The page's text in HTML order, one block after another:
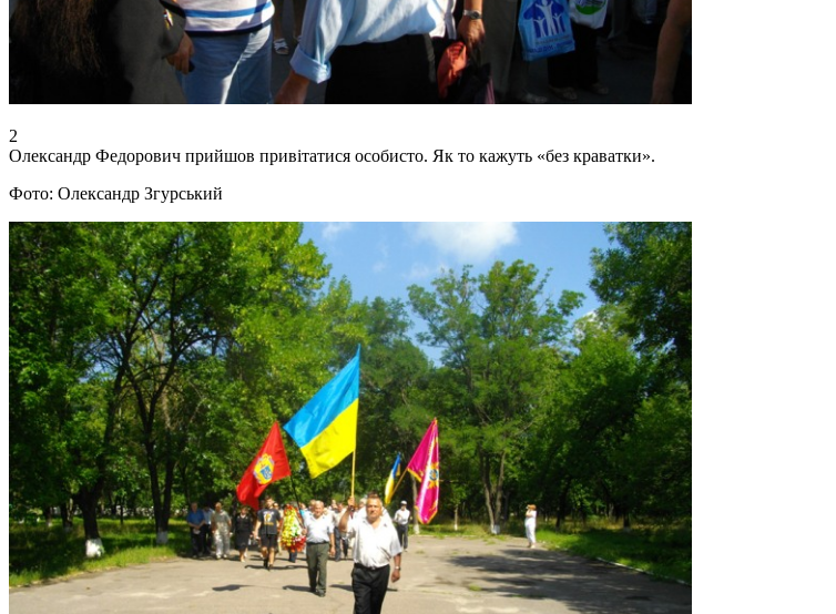
2
Олександр Федорович прийшов привітатися особисто. Як то кажуть «без краватки».
Фото: Олександр Згурський